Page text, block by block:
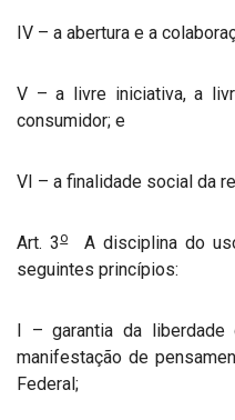
IV – a abertura e a
V – a livre iniciativa, a
consumidor; e
VI – a finalidade social da
Art. 3o
A disciplina do
seguintes princípios:
I – garantia da liberdade
manifestação de
Federal;